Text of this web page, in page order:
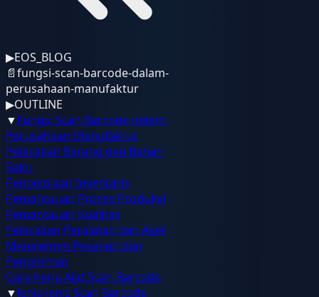
▶EOS_BLOG
📄fungsi-scan-barcode-dalam-
perusahaan-manufaktur
▶OUTLINE
▼Fungsi Scan Barcode dalam
Perusahaan Manufaktur
Pelacakan Barang dan Bahan
Baku
Pengelolaan Inventaris
Pemantauan Proses Produksi
Pemantauan Kualitas
Pelacakan Peralatan dan Aset
Manajemen Pesanan dan
Pengiriman
Cara Kerja Alat Scan Barcode
▼Jenis-jenis Scan Barcode